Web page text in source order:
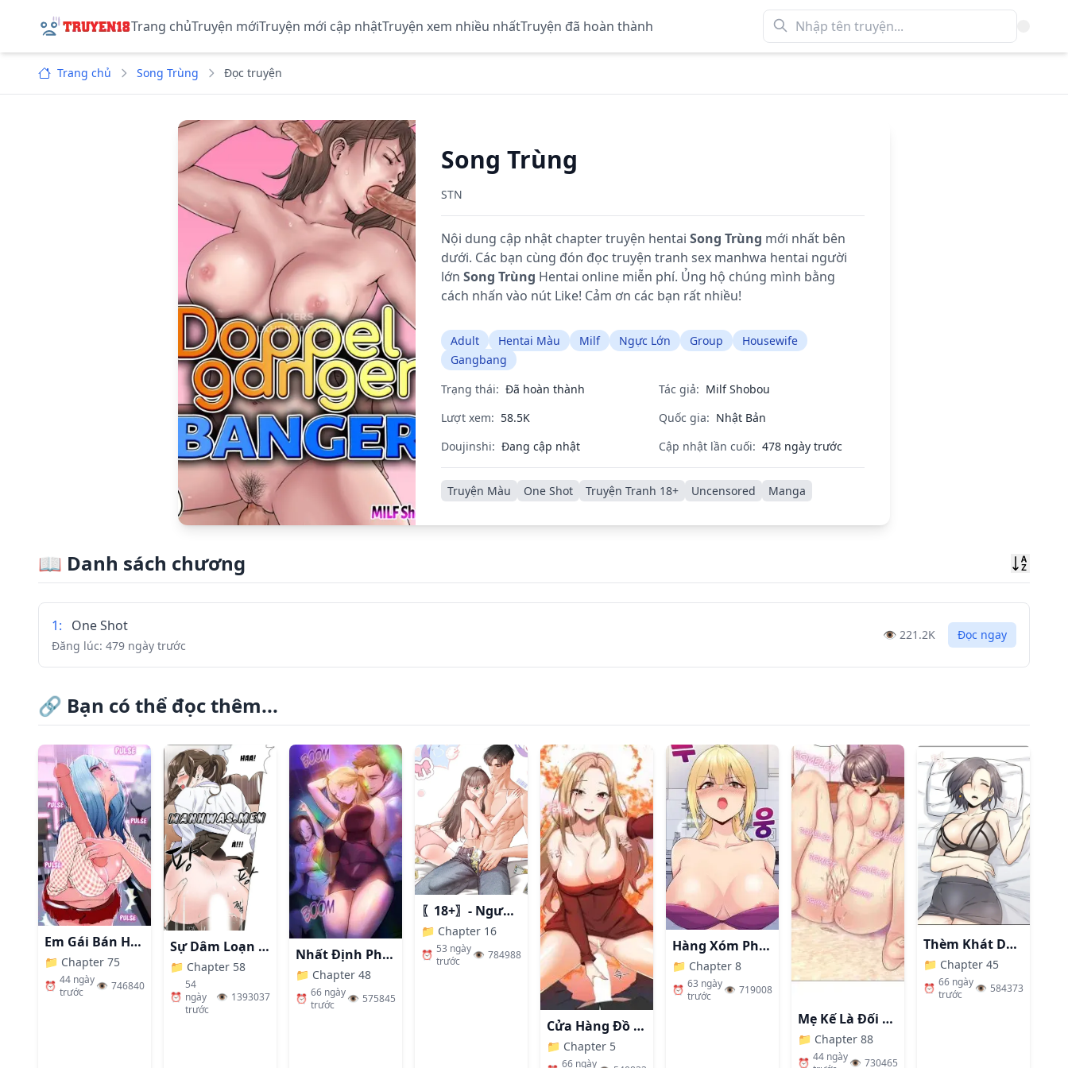
Trang chủTruyện mớiTruyện mới cập nhậtTruyện xem nhiều nhấtTruyện đã hoàn thành
Trang chủ Song Trùng Đọc truyện
Song Trùng
STN
Nội dung cập nhật chapter truyện hentai Song Trùng mới nhất bên
dưới. Các bạn cùng đón đọc truyện tranh sex manhwa hentai người
lớn Song Trùng Hentai online miễn phí. Ủng hộ chúng mình bằng
cách nhấn vào nút Like! Cảm ơn các bạn rất nhiều!
Adult Hentai Màu Milf Ngực Lớn Group
Housewife
Gangbang
Trạng thái: Đã hoàn thành Tác giả: Milf Shobou
Lượt xem: 58.5K Quốc gia: Nhật Bản
Doujinshi: Đang cập nhật Cập nhật lần cuối: 478 ngày trước
Truyện Màu One Shot Truyện Tranh 18+ Uncensored Manga
📖 Danh sách chương
Sort
1: One Shot
Đăng lúc: 479 ngày trước
👁️ 221.2K Đọc ngay
🔗 Bạn có thể đọc thêm...
Em Gái Bán Hàng Sextoy
📁 Chapter 75
⏰ 44 ngày
trước
👁️ 746840
Sự Dâm Loạn Ở Bệnh Viện
📁 Chapter 58
⏰
54
ngày
trước
👁️ 1393037
Nhất Định Phải Là Chị Ấy
📁 Chapter 48
⏰ 66 ngày
trước
👁️ 575845
〖18+〗- Người Bạn Thanh Mai Trúc Mã Tính Theo Giá Thị Trường
📁 Chapter 16
⏰ 53 ngày
trước
👁️ 784988
Cửa Hàng Đồ Chơi Người Lớn Ở Thế Giới Lạ
📁 Chapter 5
66 ngày
Hàng Xóm Phiền Phức
📁 Chapter 8
⏰ 63 ngày
trước
👁️ 719008
Mẹ Kế Là Đối Tượng Làm Tình Của Tôi
📁 Chapter 88
⏰ 44 ngày👁️ 730465
Thèm Khát Dục Vọng
📁 Chapter 45
⏰ 66 ngày
trước
👁️ 584373